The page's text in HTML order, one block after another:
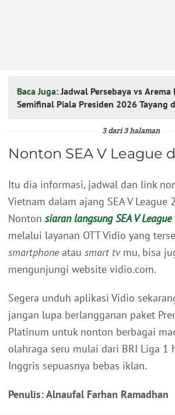
Baca Juga: Jadwal Persebaya vs Arema
Semifinal Piala Presiden 2026 Tayang
3 dari 3 halaman
Nonton SEA V League
Itu dia informasi, jadwal dan link
Vietnam dalam ajang SEA V League
Nonton siaran langsung SEA V League
melalui layanan OTT Vidio yang
smartphoneatau smart tvmu, bisa
mengunjungi website vidio.com.
Segera unduh aplikasi Vidio
jangan lupa berlangganan paket
Platinum untuk nonton berbagai
olahraga seru mulai dari BRI Liga 1
Inggris sepuasnya bebas iklan.
Penulis: Alnaufal Farhan Ramadhan